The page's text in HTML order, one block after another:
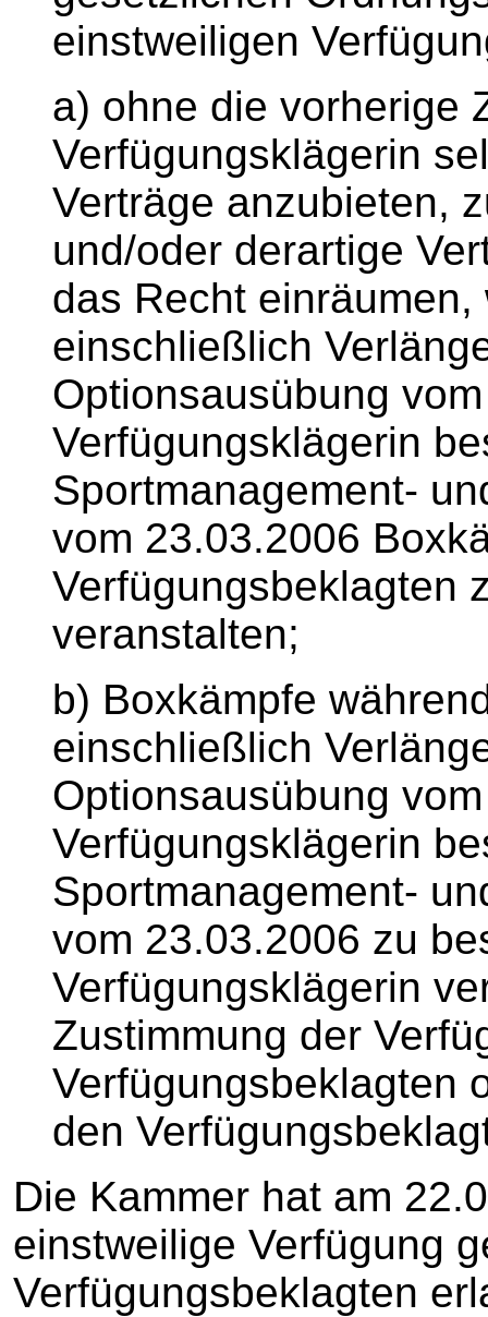
einstweiligen
a) ohne die vorherige
Verfügungsklägerin
Verträge anzubieten,
und/oder derartige
das Recht
einschließlich
Optionsausübung
Verfügungsklägerin
Sportmanagement-
vom 23.03.2006
Verfügungsbeklagten
veranstalten;
b) Boxkämpfe
einschließlich
Optionsausübung
Verfügungsklägerin
Sportmanagement-
vom 23.03.2006 zu
Verfügungsklägerin
Zustimmung der
Verfügungsbeklagten
den
Die Kammer hat am
einstweilige Verfügung
Verfügungsbeklagten